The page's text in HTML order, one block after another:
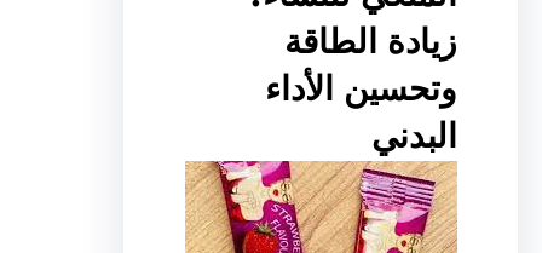
زيادة الطاقة
وتحسين الأداء
البدني